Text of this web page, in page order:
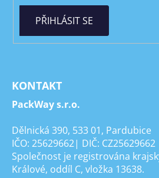
PŘIHLÁSIT SE
KONTAKT
PackWay s.r.o.
Dělnická 390, 533 01, Pardubice
IČO: 25629662| DIČ: CZ25629662
Společnost je registrována
Králové, oddíl C, vložka 13638.